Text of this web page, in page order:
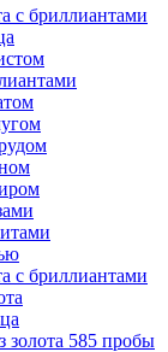
с бриллиантами
с бриллиантами
золота 585 пробы